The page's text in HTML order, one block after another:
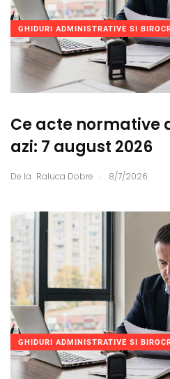
GHIDURI ADMINISTRATIVE SI
Ce acte normative
azi: 7 august 2026
De la Raluca Dobre . 8/7/2026
GHIDURI ADMINISTRATIVE SI